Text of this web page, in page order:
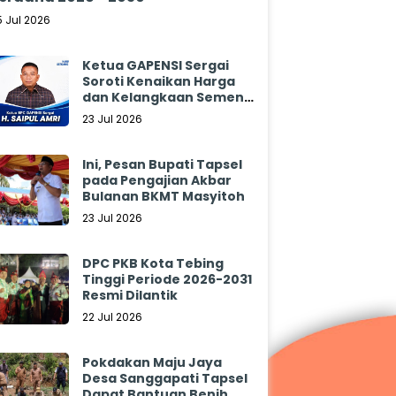
Jul 2026
Ketua GAPENSI Sergai
Soroti Kenaikan Harga
dan Kelangkaan Semen,
Minta Pemerintah
23 Jul 2026
Ini, Pesan Bupati Tapsel
pada Pengajian Akbar
Bulanan BKMT Masyitoh
23 Jul 2026
DPC PKB Kota Tebing
Tinggi Periode 2026-2031
Resmi Dilantik
22 Jul 2026
Pokdakan Maju Jaya
Desa Sanggapati Tapsel